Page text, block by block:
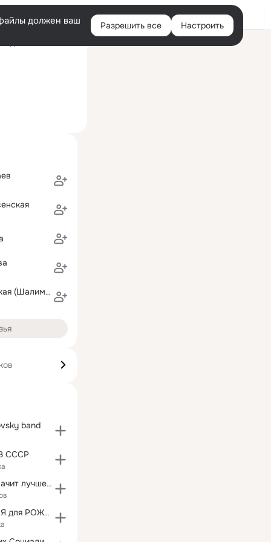
Войти
должен ваш
Разрешить все Настроить
Юлия Пачковская (Шалимова)
band
СССР
Советское - значит лучшее!!!
☆ НОСТАЛЬГИЯ для РОЖДЕННЫХ в СССР ☆